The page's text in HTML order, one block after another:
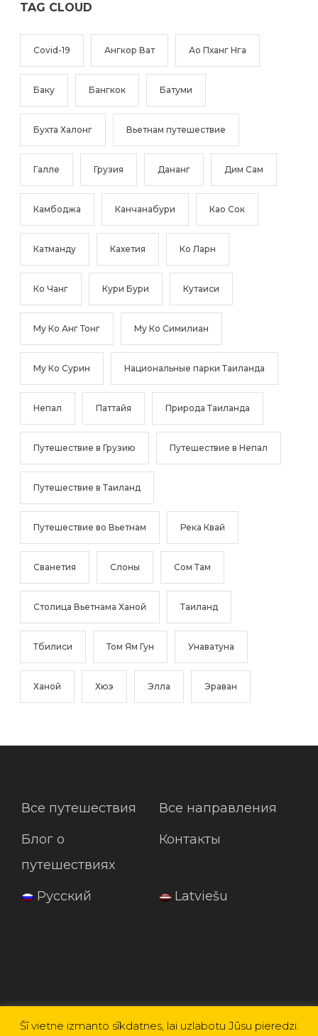
TAG CLOUD
Covid-19 Ангкор Ват Ао Пханг Нга
Баку Бангкок Батуми
Бухта Халонг Вьетнам путешествие
Галле Грузия Дананг Дим Сам
Камбоджа Канчанабури Као Сок
Катманду Кахетия Ко Ларн
Ко Чанг Кури Бури Кутаиси
Му Ко Анг Тонг Му Ко Симилиан
Му Ко Сурин Национальные парки Таиланда
Непал Паттайя Природа Таиланда
Путешествие в Грузию Путешествие в Непал
Путешествие в Таиланд
Путешествие во Вьетнам Река Квай
Сванетия Слоны Сом Там
Столица Вьетнама Ханой Таиланд
Тбилиси Том Ям Гун Унаватуна
Ханой Хюэ Элла Эраван
Все путешествия
Все направления
Блог о
путешествиях
Контакты
Русский Latviešu
Šī vietne izmanto sīkdatnes, lai uzlabotu Jūsu pieredzi.